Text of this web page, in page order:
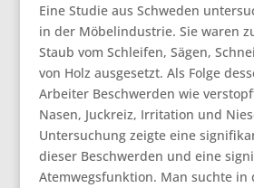
Eine Studie aus Schweden
in der Möbelindustrie. Sie waren
Staub vom Schleifen, Sägen,
von Holz ausgesetzt. Als Folge
Arbeiter Beschwerden wie
Nasen, Juckreiz, Irritation und
Untersuchung zeigte eine
dieser Beschwerden und eine
Atemwegsfunktion. Man suchte in